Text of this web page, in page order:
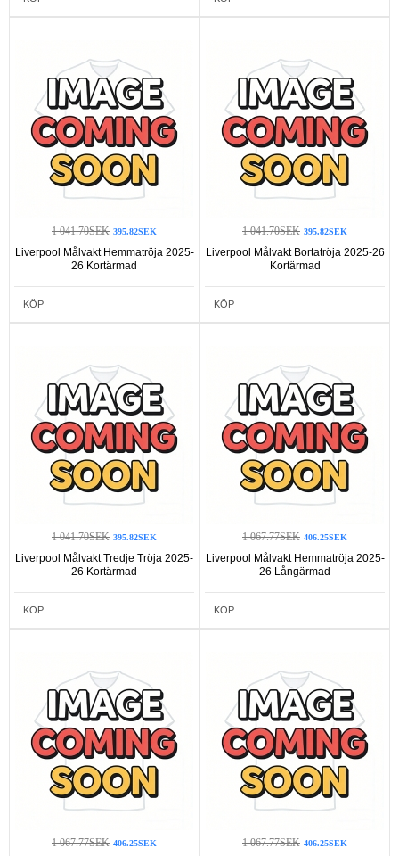
1 041.70SEK 395.82SEK
Liverpool Målvakt Hemmatröja 2025-
26 Kortärmad
KÖP
1 041.70SEK 395.82SEK
Liverpool Målvakt Bortatröja 2025-26
Kortärmad
KÖP
1 041.70SEK 395.82SEK
Liverpool Målvakt Tredje Tröja 2025-
26 Kortärmad
KÖP
1 067.77SEK 406.25SEK
Liverpool Målvakt Hemmatröja 2025-
26 Långärmad
KÖP
1 067.77SEK 406.25SEK 1 067.77SEK 406.25SEK